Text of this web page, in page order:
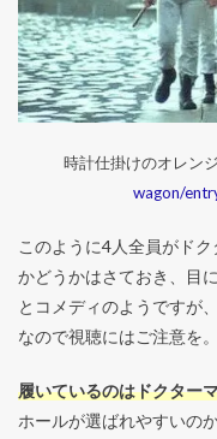
時計仕掛けのオレン
wagon/
このように4人全員がド
かどうかはさておき、目
とコメディのようですが
なので視聴にはご注意を。
履いているのはドクター
ホールが選ばれやすいの